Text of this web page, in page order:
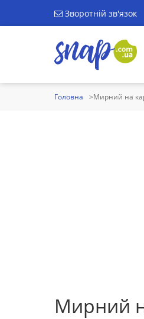
Зворотній зв'язок
Головна Мирний на
Мирний